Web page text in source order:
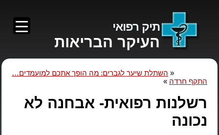
תיק רפואי
העיקר הבריאות
« השתלת שיער לגברים: מה הופך אתכם למועמדים…
התקף חרדה »
רשלנות רפואית- אבחנה לא
נכונה